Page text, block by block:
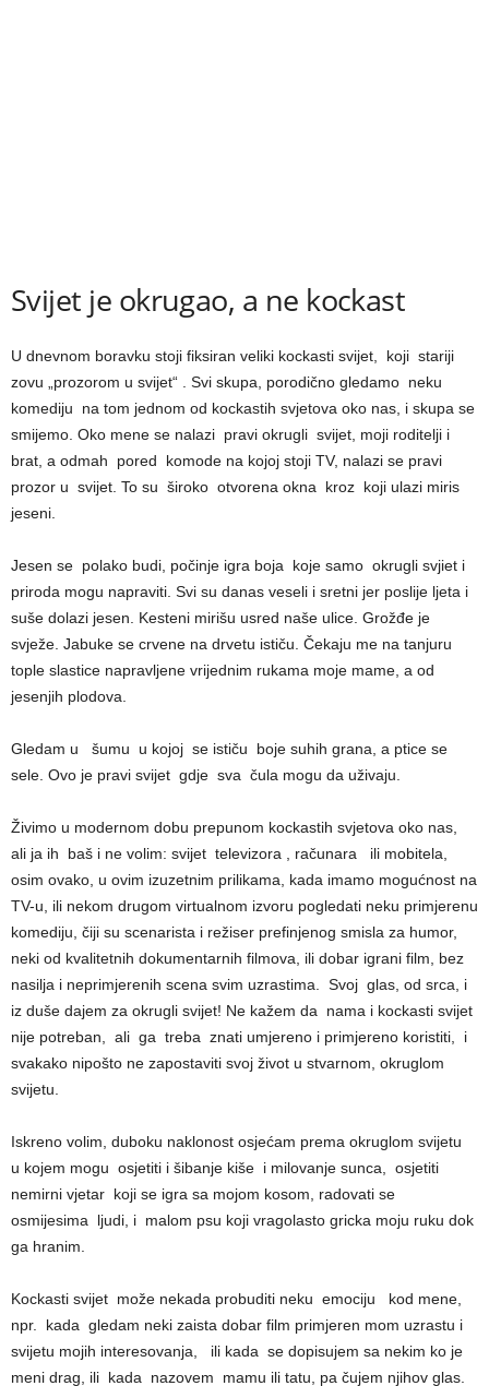
Svijet je okrugao, a ne kockast
U dnevnom boravku stoji fiksiran veliki kockasti svijet, koji stariji
zovu „prozorom u svijet“ . Svi skupa, porodično gledamo neku
komediju na tom jednom od kockastih svjetova oko nas, i skupa se
smijemo. Oko mene se nalazi pravi okrugli svijet, moji roditelji i
brat, a odmah pored komode na kojoj stoji TV, nalazi se pravi
prozor u svijet. To su široko otvorena okna kroz koji ulazi miris
jeseni.
Jesen se polako budi, počinje igra boja koje samo okrugli svjiet i
priroda mogu napraviti. Svi su danas veseli i sretni jer poslije ljeta i
suše dolazi jesen. Kesteni mirišu usred naše ulice. Grožđe je
svježe. Jabuke se crvene na drvetu ističu. Čekaju me na tanjuru
tople slastice napravljene vrijednim rukama moje mame, a od
jesenjih plodova.
Gledam u šumu u kojoj se ističu boje suhih grana, a ptice se
sele. Ovo je pravi svijet gdje sva čula mogu da uživaju.
Živimo u modernom dobu prepunom kockastih svjetova oko nas,
ali ja ih baš i ne volim: svijet televizora , računara ili mobitela,
osim ovako, u ovim izuzetnim prilikama, kada imamo mogućnost na
TV-u, ili nekom drugom virtualnom izvoru pogledati neku primjerenu
komediju, čiji su scenarista i režiser prefinjenog smisla za humor,
neki od kvalitetnih dokumentarnih filmova, ili dobar igrani film, bez
nasilja i neprimjerenih scena svim uzrastima. Svoj glas, od srca, i
iz duše dajem za okrugli svijet! Ne kažem da nama i kockasti svijet
nije potreban, ali ga treba znati umjereno i primjereno koristiti, i
svakako nipošto ne zapostaviti svoj život u stvarnom, okruglom
svijetu.
Iskreno volim, duboku naklonost osjećam prema okruglom svijetu
u kojem mogu osjetiti i šibanje kiše i milovanje sunca, osjetiti
nemirni vjetar koji se igra sa mojom kosom, radovati se
osmijesima ljudi, i malom psu koji vragolasto gricka moju ruku dok
ga hranim.
Kockasti svijet može nekada probuditi neku emociju kod mene,
npr. kada gledam neki zaista dobar film primjeren mom uzrastu i
svijetu mojih interesovanja, ili kada se dopisujem sa nekim ko je
meni drag, ili kada nazovem mamu ili tatu, pa čujem njihov glas.